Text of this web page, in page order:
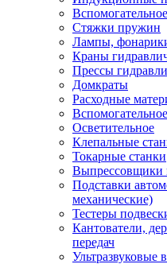
Стяжки пружин
Лампы,
Краны
Прессы
Домкраты
Расходные
Вспомогательное
Осветительное
Клепальные
Токарные станки
Выпрессовщики
Подставки
механические)
Тестеры
Кантователи,
передач
Ультразвуковые